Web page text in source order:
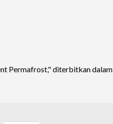
Permafrost," diterbitkan dalam